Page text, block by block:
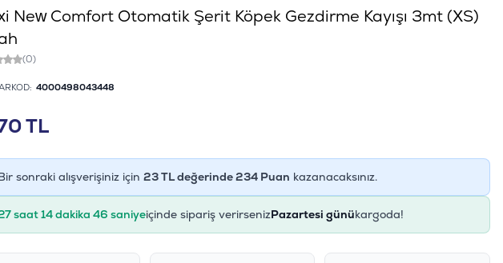
New Comfort Otomatik Şerit Köpek Gezdirme Kayışı 3mt (XS)
(0)
4000498043448
TL
sonraki alışverişiniz için 23TL değerinde234Puan kazanacaksınız.
saat 14 dakika 46 saniyeiçinde sipariş verirsenizPazartesi günükargoda!